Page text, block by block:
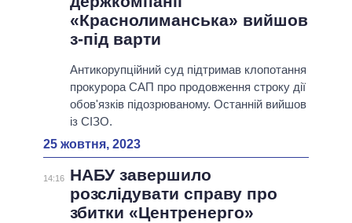
«Краснолиманська» вийшов
з-під варти
Антикорупційний суд підтримав клопотання
прокурора САП про продовження строку дії
обов'язків підозрюваному. Останній вийшов
із СІЗО.
25 жовтня, 2023
14:16
НАБУ завершило
розслідувати справу про
збитки «Центренерго»